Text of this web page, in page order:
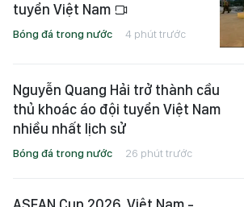
tuyển Việt Nam
Bóng đá trong nước 4 phút trước
Nguyễn Quang Hải trở thành cầu
thủ khoác áo đội tuyển Việt Nam
nhiều nhất lịch sử
Bóng đá trong nước 26 phút trước